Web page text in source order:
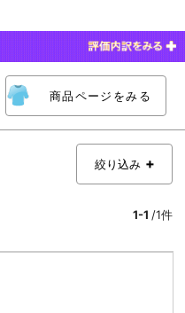
商品ページをみる
絞り込み
1-1 /1件